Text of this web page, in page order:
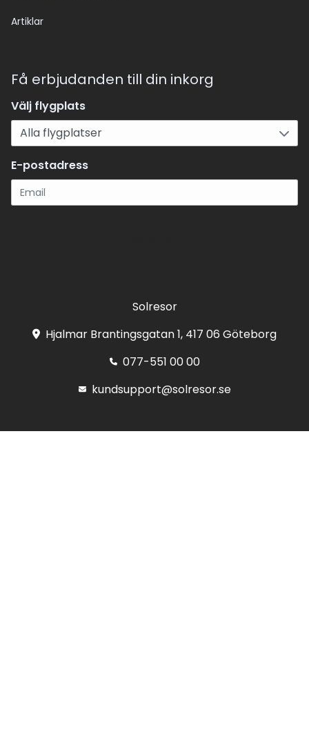
Artiklar
Få erbjudanden till din inkorg
Välj flygplats
E-postadress
Solresor
Hjalmar Brantingsgatan 1, 417 06 Göteborg
077-551 00 00
kundsupport@solresor.se